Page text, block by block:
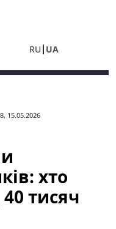
RU UA
15.05.2026
хто
тисяч